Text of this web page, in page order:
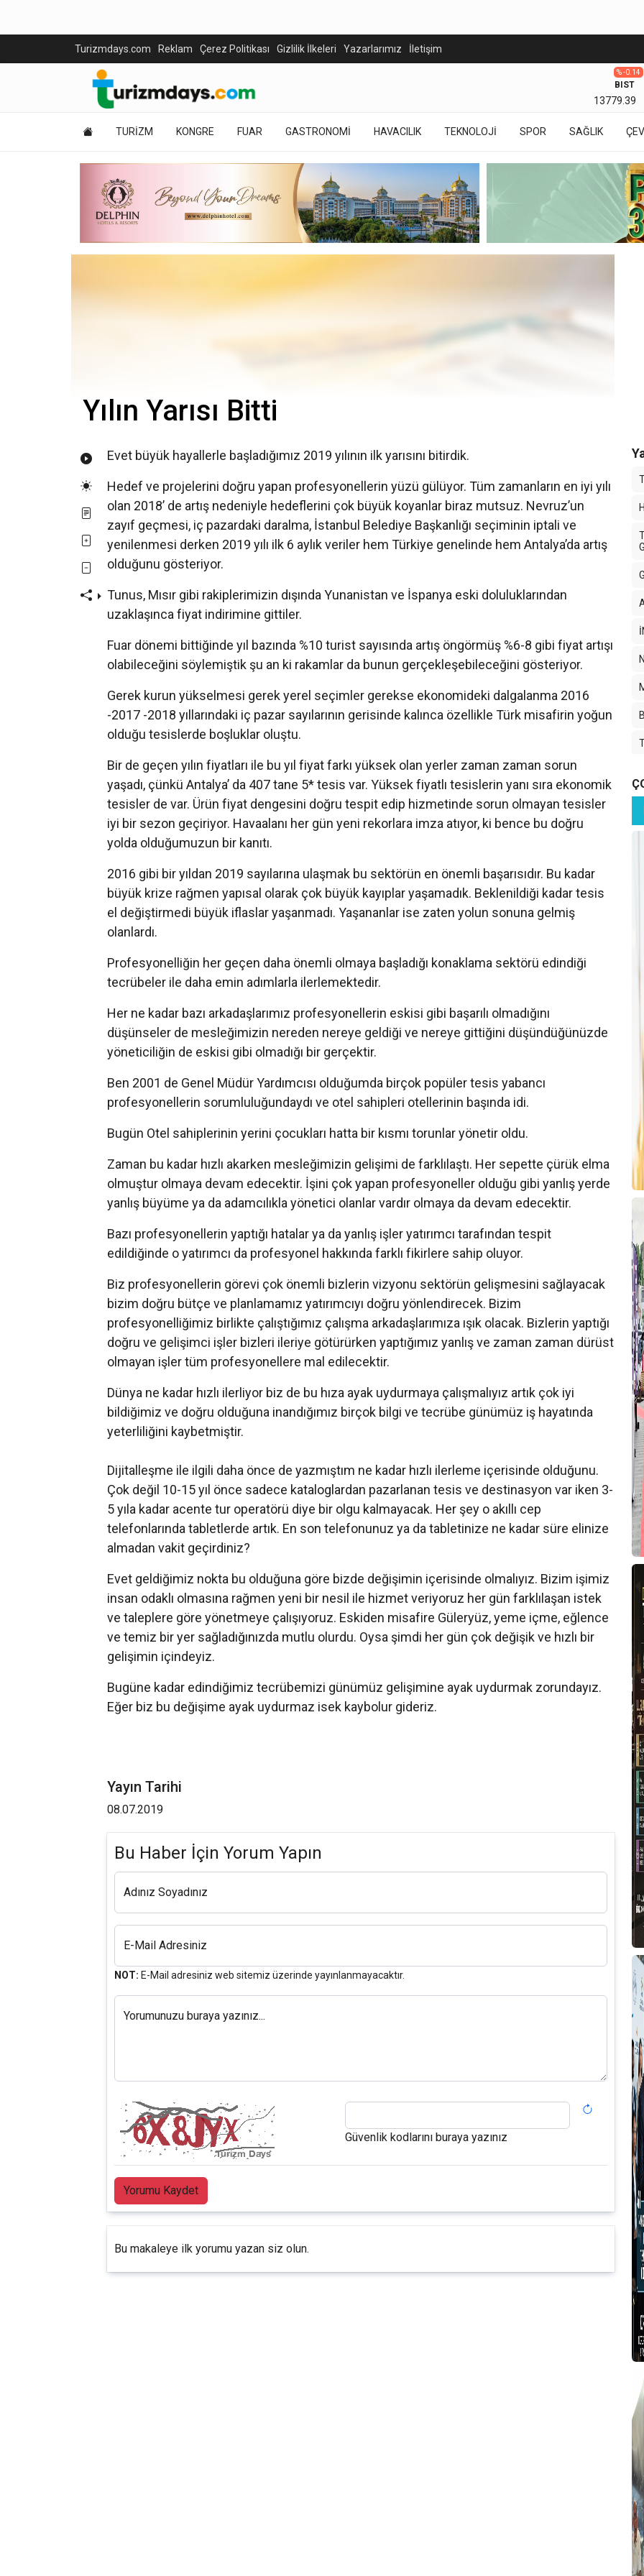
Turizmdays.com Reklam Çerez Politikası Gizlilik İlkeleri Yazarlarımız İletişim
BIST
13779.39
% -0.14
TURİZM KONGRE FUAR GASTRONOMİ HAVACILIK TEKNOLOJİ SPOR SAĞLIK
Yılın Yarısı Bitti
Evet büyük hayallerle başladığımız 2019 yılının ilk yarısını bitirdik.
Hedef ve projelerini doğru yapan profesyonellerin yüzü gülüyor. Tüm zamanların en iyi yılı
olan 2018’ de artış nedeniyle hedeflerini çok büyük koyanlar biraz mutsuz. Nevruz’un
zayıf geçmesi, iç pazardaki daralma, İstanbul Belediye Başkanlığı seçiminin iptali ve
yenilenmesi derken 2019 yılı ilk 6 aylık veriler hem Türkiye genelinde hem Antalya’da artış
olduğunu gösteriyor.
Tunus, Mısır gibi rakiplerimizin dışında Yunanistan ve İspanya eski doluluklarından
uzaklaşınca fiyat indirimine gittiler.
Fuar dönemi bittiğinde yıl bazında %10 turist sayısında artış öngörmüş %6-8 gibi fiyat artışı
olabileceğini söylemiştik şu an ki rakamlar da bunun gerçekleşebileceğini gösteriyor.
Gerek kurun yükselmesi gerek yerel seçimler gerekse ekonomideki dalgalanma 2016
-2017 -2018 yıllarındaki iç pazar sayılarının gerisinde kalınca özellikle Türk misafirin yoğun
olduğu tesislerde boşluklar oluştu.
Bir de geçen yılın fiyatları ile bu yıl fiyat farkı yüksek olan yerler zaman zaman sorun
yaşadı, çünkü Antalya’ da 407 tane 5* tesis var. Yüksek fiyatlı tesislerin yanı sıra ekonomik
tesisler de var. Ürün fiyat dengesini doğru tespit edip hizmetinde sorun olmayan tesisler
iyi bir sezon geçiriyor. Havaalanı her gün yeni rekorlara imza atıyor, ki bence bu doğru
yolda olduğumuzun bir kanıtı.
2016 gibi bir yıldan 2019 sayılarına ulaşmak bu sektörün en önemli başarısıdır. Bu kadar
büyük krize rağmen yapısal olarak çok büyük kayıplar yaşamadık. Beklenildiği kadar tesis
el değiştirmedi büyük iflaslar yaşanmadı. Yaşananlar ise zaten yolun sonuna gelmiş
olanlardı.
Profesyonelliğin her geçen daha önemli olmaya başladığı konaklama sektörü edindiği
tecrübeler ile daha emin adımlarla ilerlemektedir.
Her ne kadar bazı arkadaşlarımız profesyonellerin eskisi gibi başarılı olmadığını
düşünseler de mesleğimizin nereden nereye geldiği ve nereye gittiğini düşündüğünüzde
yöneticiliğin de eskisi gibi olmadığı bir gerçektir.
Ben 2001 de Genel Müdür Yardımcısı olduğumda birçok popüler tesis yabancı
profesyonellerin sorumluluğundaydı ve otel sahipleri otellerinin başında idi.
Bugün Otel sahiplerinin yerini çocukları hatta bir kısmı torunlar yönetir oldu.
Zaman bu kadar hızlı akarken mesleğimizin gelişimi de farklılaştı. Her sepette çürük elma
olmuştur olmaya devam edecektir. İşini çok yapan profesyoneller olduğu gibi yanlış yerde
yanlış büyüme ya da adamcılıkla yönetici olanlar vardır olmaya da devam edecektir.
Bazı profesyonellerin yaptığı hatalar ya da yanlış işler yatırımcı tarafından tespit
edildiğinde o yatırımcı da profesyonel hakkında farklı fikirlere sahip oluyor.
Biz profesyonellerin görevi çok önemli bizlerin vizyonu sektörün gelişmesini sağlayacak
bizim doğru bütçe ve planlamamız yatırımcıyı doğru yönlendirecek. Bizim
profesyonelliğimiz birlikte çalıştığımız çalışma arkadaşlarımıza ışık olacak. Bizlerin yaptığı
doğru ve gelişimci işler bizleri ileriye götürürken yaptığımız yanlış ve zaman zaman dürüst
olmayan işler tüm profesyonellere mal edilecektir.
Dünya ne kadar hızlı ilerliyor biz de bu hıza ayak uydurmaya çalışmalıyız artık çok iyi
bildiğimiz ve doğru olduğuna inandığımız birçok bilgi ve tecrübe günümüz iş hayatında
yeterliliğini kaybetmiştir.
Dijitalleşme ile ilgili daha önce de yazmıştım ne kadar hızlı ilerleme içerisinde olduğunu.
Çok değil 10-15 yıl önce sadece kataloglardan pazarlanan tesis ve destinasyon var iken 3-
5 yıla kadar acente tur operatörü diye bir olgu kalmayacak. Her şey o akıllı cep
telefonlarında tabletlerde artık. En son telefonunuz ya da tabletinize ne kadar süre elinize
almadan vakit geçirdiniz?
Evet geldiğimiz nokta bu olduğuna göre bizde değişimin içerisinde olmalıyız. Bizim işimiz
insan odaklı olmasına rağmen yeni bir nesil ile hizmet veriyoruz her gün farklılaşan istek
ve taleplere göre yönetmeye çalışıyoruz. Eskiden misafire Güleryüz, yeme içme, eğlence
ve temiz bir yer sağladığınızda mutlu olurdu. Oysa şimdi her gün çok değişik ve hızlı bir
gelişimin içindeyiz.
Bugüne kadar edindiğimiz tecrübemizi günümüz gelişimine ayak uydurmak zorundayız.
Eğer biz bu değişime ayak uydurmaz isek kaybolur gideriz.
Yayın Tarihi
08.07.2019
Bu Haber İçin Yorum Yapın
Adınız Soyadınız
E-Mail Adresiniz
NOT: E-Mail adresiniz web sitemiz üzerinde yayınlanmayacaktır.
Yorumunuzu buraya yazınız...
Güvenlik kodlarını buraya yazınız
Yorumu Kaydet
Bu makaleye ilk yorumu yazan siz olun.